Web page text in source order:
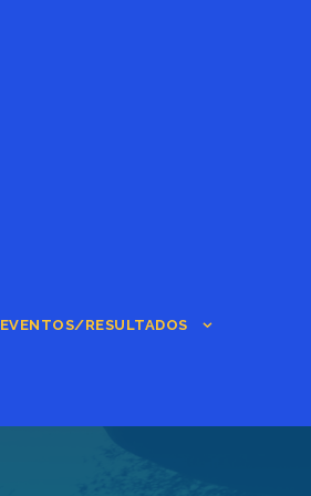
EVENTOS/RESULTADOS